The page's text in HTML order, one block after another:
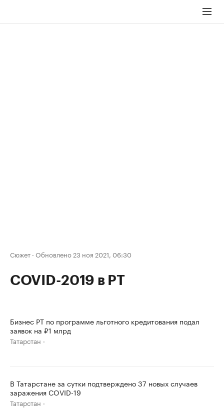
Сюжет · Обновлено 23 ноя 2021, 06:30
COVID-2019 в РТ
Бизнес РТ по программе льготного кредитования подал
заявок на ₽1 млрд
Татарстан
В Татарстане за сутки подтверждено 37 новых случаев
заражения COVID-19
Татарстан